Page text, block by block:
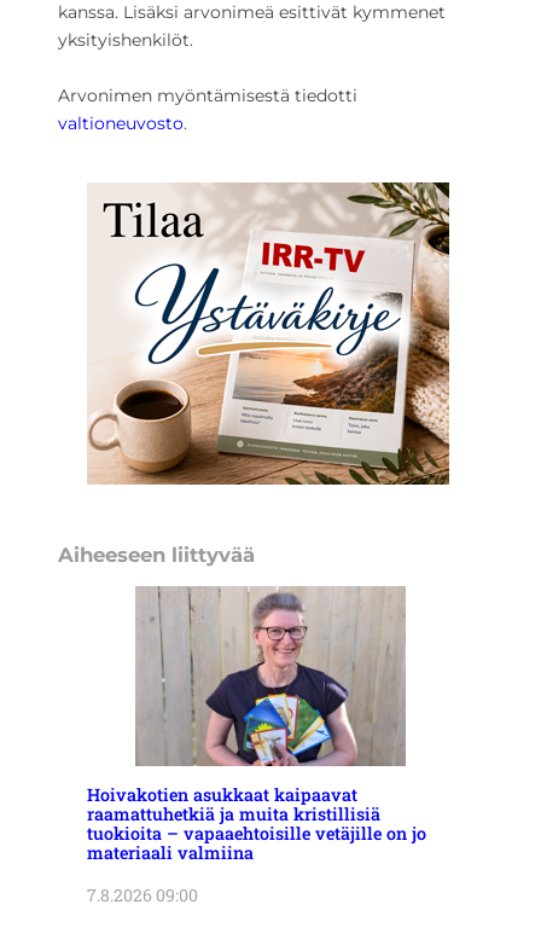
kanssa. Lisäksi arvonimeä esittivät kymmenet
yksityishenkilöt.
Arvonimen myöntämisestä tiedotti
valtioneuvosto.
Aiheeseen liittyvää
Hoivakotien asukkaat kaipaavat
raamattuhetkiä ja muita kristillisiä
tuokioita – vapaaehtoisille vetäjille on jo
materiaali valmiina
7.8.2026 09:00